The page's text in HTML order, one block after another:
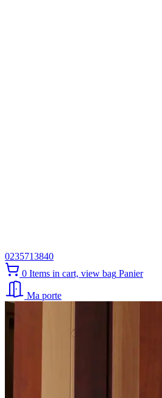
0235713840
0 Items in cart, view bag Panier
Ma porte